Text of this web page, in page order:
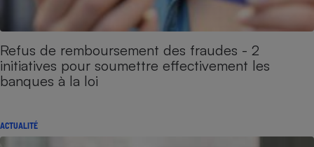
Refus de remboursement des fraudes - 2
initiatives pour soumettre effectivement les
banques à la loi
ACTUALITÉ